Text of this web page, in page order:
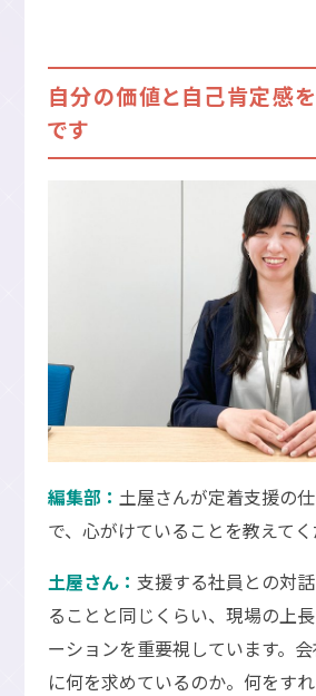
自分の価値と自己肯定感
です
編集部： 土屋さんが定着支援の
で、心がけていることを教えてく
土屋さん： 支援する社員との対
ることと同じくらい、現場の上
ーションを重要視しています。
に何を求めているのか。何をす